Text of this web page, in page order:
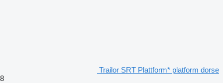
Trailor SRT Plattform* platform dorse
8